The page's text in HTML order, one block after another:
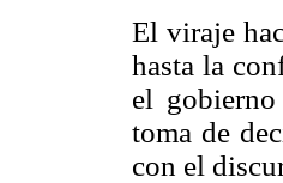
El viraje
hasta la
el
toma de
con el